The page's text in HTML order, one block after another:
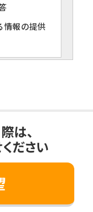
情報の提供
取扱いの
のために必
しいとき
は、
ださい